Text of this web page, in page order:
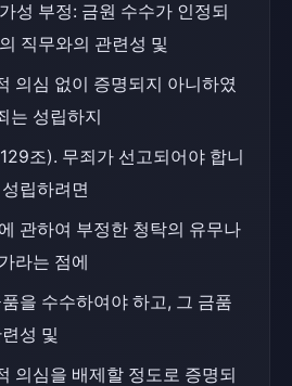
성 부정: 금원 수수가 인정되
직무와의 관련성 및
의심 없이 증명되지 아니하였
는 성립하지
조). 무죄가 선고되어야 합니
립하려면
관하여 부정한 청탁의 유무나
라는 점에
을 수수하여야 하고, 그 금품
성 및
의심을 배제할 정도로 증명되